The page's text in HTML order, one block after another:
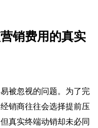
销费用的真实
被忽视的问题。为了完
销商往往会选择提前压
真实终端动销却未必同